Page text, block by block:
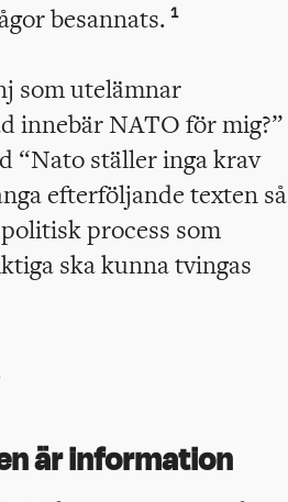
besannats. 1
som utelämnar
innebär NATO för mig?”
“Nato ställer inga krav
efterföljande texten så
process som
ska kunna tvingas
är information